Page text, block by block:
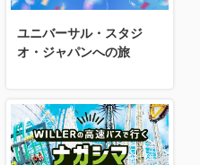
ユニバーサル・スタジ
オ・ジャパンへの旅